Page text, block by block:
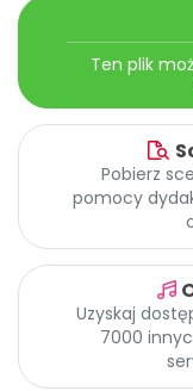
Pomoc
Promocje
Ten plik
Pobierz
pomocy
Uzyskaj
7000